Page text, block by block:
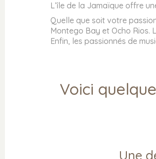
L’île de la Jamaïque offre
Quelle que soit votre
Montego Bay et Ocho Rios.
Enfin, les passionnés de
Voici
Une